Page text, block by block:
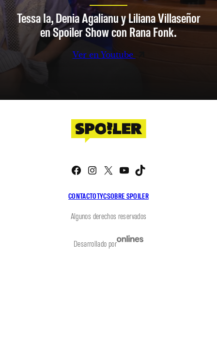
Tessa Ia, Denia Agalianu y Liliana Villaseñor
en Spoiler Show con Rana Fonk.
Ver en Youtube
CONTACTOTYCSOBRE SPOILER
Facebook
Instagram
X YouTube
Algunos derechos reservados
Desarrollado por